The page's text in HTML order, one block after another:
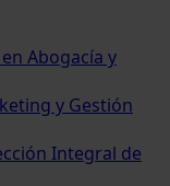
Abogacía y
y Gestión
Integral de